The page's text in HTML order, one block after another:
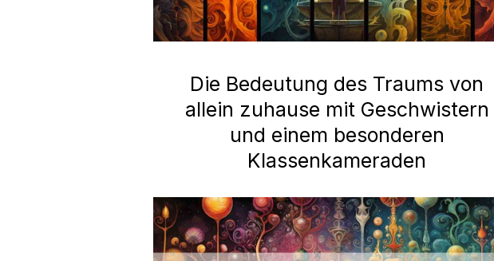
Die Bedeutung des Traums von
allein zuhause mit Geschwistern
und einem besonderen
Klassenkameraden